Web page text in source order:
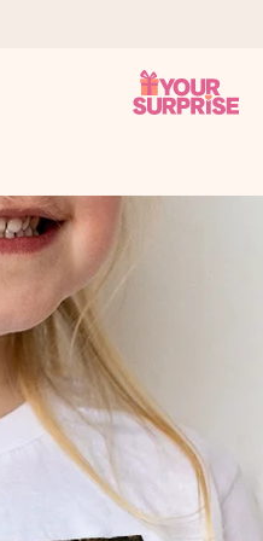
du es genau zum richtigen
(Gesamtergebnis aller